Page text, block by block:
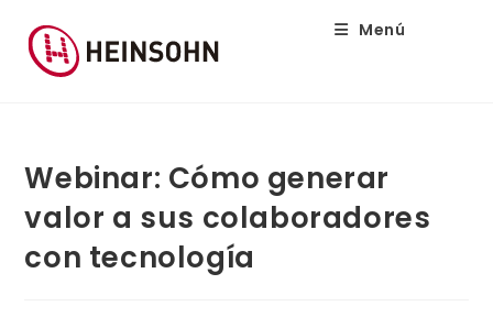
Menú
Webinar: Cómo generar
valor a sus colaboradores
con tecnología